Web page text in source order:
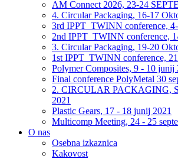
AM Connect 2026, 23-24
4. Circular Packaging, 16-17
3rd IPPT_TWINN conference,
2nd IPPT_TWINN conference,
3. Circular Packaging, 19-20
1st IPPT_TWINN conference,
Polymer Composites, 9 - 10 junij
Final conference PolyMetal 30
2. CIRCULAR PACKAGING,
2021
Plastic Gears, 17 - 18 junij 2021
Multicomp Meeting, 24 - 25
O nas
Osebna izkaznica
Kakovost